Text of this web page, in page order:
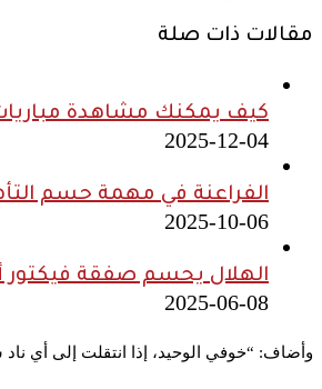
مقالات ذات صلة
كيف يمكنك مشاهدة
2025-12-04
الفراعنة في مهمة حسم
2025-10-06
الهلال يحسم صفقة فيكتور
2025-06-08
وأضاف: “خوفي الوحيد، إذا انتقلت إلى أي